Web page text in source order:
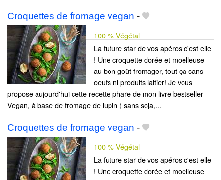
Croquettes de fromage vegan -
100 % Végétal
La future star de vos apéros c'est elle
! Une croquette dorée et moelleuse
au bon goût fromager, tout ça sans
oeufs ni produits laitier! Je vous
propose aujourd'hui cette recette phare de mon livre bestseller
Vegan, à base de fromage de lupin ( sans soja,...
Croquettes de fromage vegan -
100 % Végétal
La future star de vos apéros c'est elle
! Une croquette dorée et moelleuse